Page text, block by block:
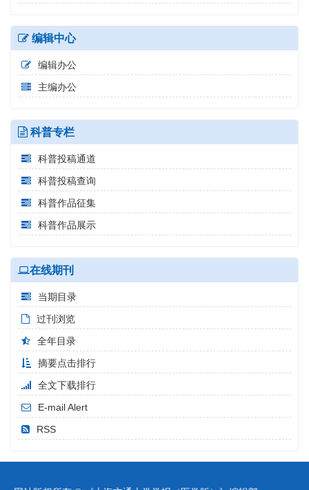
编辑中心
编辑办公
主编办公
科普专栏
科普投稿通道
科普投稿查询
科普作品征集
科普作品展示
在线期刊
当期目录
过刊浏览
全年目录
摘要点击排行
全文下载排行
E-mail Alert
RSS